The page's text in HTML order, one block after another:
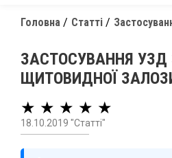
Головна Статті
ЗАСТОСУВАННЯ УЗД
ЩИТОВИДНОЇ
★ ★ ★ ★ ★
18.10.2019 "Статті"